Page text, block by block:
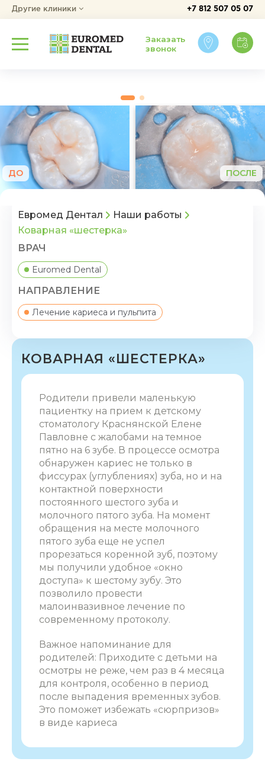
+7 812 507 05 07
Другие клиники
Заказать
звонок
ДО ПОСЛЕ
КОВАРНАЯ «ШЕСТЕРКА»
Родители привели маленькую
пациентку на прием к детскому
стоматологу Краснянской Елене
Павловне с жалобами на темное
пятно на 6 зубе. В процессе осмотра
обнаружен кариес не только в
фиссурах (углублениях) зуба, но и на
контактной поверхности
постоянного шестого зуба и
молочного пятого зуба. На момент
обращения на месте молочного
пятого зуба еще не успел
прорезаться коренной зуб, поэтому
мы получили удобное «окно
доступа» к шестому зубу. Это
позволило провести
малоинвазивное лечение по
современному протоколу.
Важное напоминание для
родителей: Приходите с детьми на
осмотры не реже, чем раз в 4 месяца
для контроля, особенно в период
после выпадения временных зубов.
Это поможет избежать «сюрпризов»
в виде кариеса
Евромед Дентал
Наши работы
Коварная «шестерка»
ВРАЧ
Euromed Dental
НАПРАВЛЕНИЕ
Лечение кариеса и пульпита